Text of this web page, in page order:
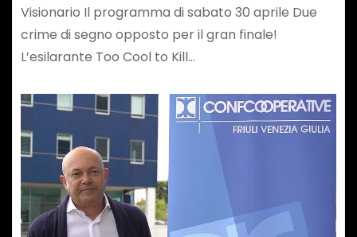
Visionario Il programma di sabato 30 aprile Due
crime di segno opposto per il gran finale!
L’esilarante Too Cool to Kill…